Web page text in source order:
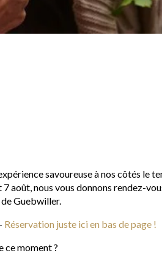
savoureuse à nos côtés le
août, nous vous donnons rendez-
Guebwiller.
Réservation juste ici en bas de page !
ce moment ?